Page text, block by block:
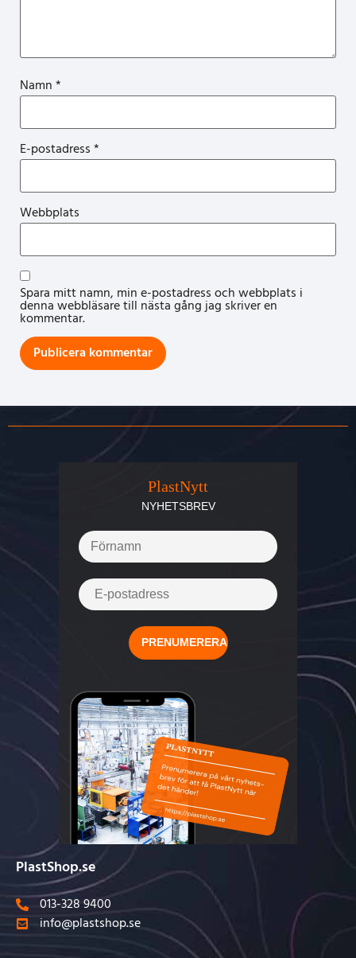
Namn*
E-postadress*
Webbplats
Spara mitt namn, min e-postadress och webbplats i
denna webbläsare till nästa gång jag skriver en
kommentar.
PlastNytt
NYHETSBREV
PlastShop.se
013-328 9400
info@plastshop.se